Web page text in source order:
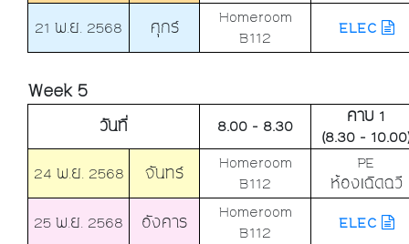
21 พ.ย. 2568
ศุกร์
Homeroom
B112
ELEC
Week 5
วันที่ 8.00 - 8.30
คาบ 1
(8.30 -
24 พ.ย. 2568
จันทร์
Homeroom
B112
PE
ห้องเฉิดฉวี
25 พ.ย. 2568
อังคาร
Homeroom
B112
ELEC